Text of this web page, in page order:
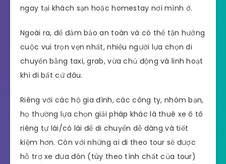
ngay tại khách sạn hoặc homestay nơi mình ở.
Ngoài ra, để đảm bảo an toàn và có thể tận hưởng
cuộc vui trọn vẹn nhất, nhiều người lựa chọn di
chuyển bằng taxi, grab, vừa chủ động và linh hoạt
khi đi bất cứ đâu.
Riêng với các hộ gia đình, các công ty, nhóm bạn,
họ thường lựa chọn giải pháp khác là thuê xe ô tô
riêng tự lái/có lái để di chuyển dễ dàng và tiết
kiệm hơn. Còn với những ai đi theo tour sẽ được
hỗ trợ xe đưa đón (tùy theo tính chất của tour)